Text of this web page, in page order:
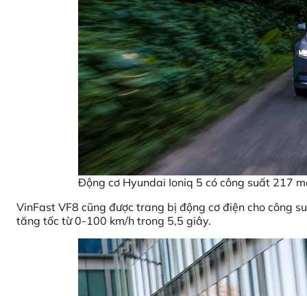
Động cơ Hyundai Ioniq 5 có công suất 217
VinFast VF8 cũng được trang bị động cơ điện cho công
tăng tốc từ 0-100 km/h trong 5,5 giây.